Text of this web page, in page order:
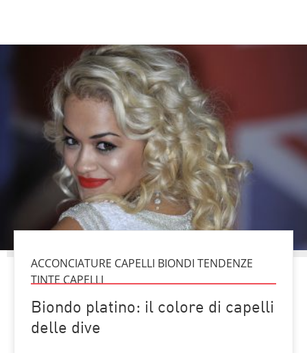
ACCONCIATURE CAPELLI BIONDI TENDENZE
TINTE CAPELLI
Biondo platino: il colore di capelli
delle dive